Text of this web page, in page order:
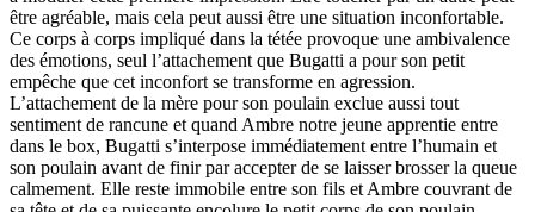
être agréable, mais cela peut aussi être une situation inconfortable.
Ce corps à corps impliqué dans la tétée provoque une ambivalence
des émotions, seul l’attachement que Bugatti a pour son petit
empêche que cet inconfort se transforme en agression.
L’attachement de la mère pour son poulain exclue aussi tout
sentiment de rancune et quand Ambre notre jeune apprentie entre
dans le box, Bugatti s’interpose immédiatement entre l’humain et
son poulain avant de finir par accepter de se laisser brosser la queue
calmement. Elle reste immobile entre son fils et Ambre couvrant de